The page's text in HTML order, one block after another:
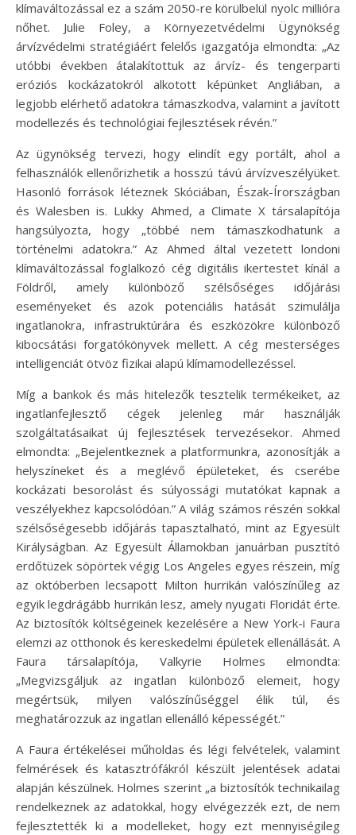
klímaváltozással ez a szám 2050-re körülbelül nyolc millióra
nőhet. Julie Foley, a Környezetvédelmi Ügynökség
árvízvédelmi stratégiáért felelős igazgatója elmondta: „Az
utóbbi években átalakítottuk az árvíz- és tengerparti
eróziós kockázatokról alkotott képünket Angliában, a
legjobb elérhető adatokra támaszkodva, valamint a javított
modellezés és technológiai fejlesztések révén.”
Az ügynökség tervezi, hogy elindít egy portált, ahol a
felhasználók ellenőrizhetik a hosszú távú árvízveszélyüket.
Hasonló források léteznek Skóciában, Észak-Írországban
és Walesben is. Lukky Ahmed, a Climate X társalapítója
hangsúlyozta, hogy „többé nem támaszkodhatunk a
történelmi adatokra.” Az Ahmed által vezetett londoni
klímaváltozással foglalkozó cég digitális ikertestet kínál a
Földről, amely különböző szélsőséges időjárási
eseményeket és azok potenciális hatását szimulálja
ingatlanokra, infrastruktúrára és eszközökre különböző
kibocsátási forgatókönyvek mellett. A cég mesterséges
intelligenciát ötvöz fizikai alapú klímamodellezéssel.
Míg a bankok és más hitelezők tesztelik termékeiket, az
ingatlanfejlesztő cégek jelenleg már használják
szolgáltatásaikat új fejlesztések tervezésekor. Ahmed
elmondta: „Bejelentkeznek a platformunkra, azonosítják a
helyszíneket és a meglévő épületeket, és cserébe
kockázati besorolást és súlyossági mutatókat kapnak a
veszélyekhez kapcsolódóan.” A világ számos részén sokkal
szélsőségesebb időjárás tapasztalható, mint az Egyesült
Királyságban. Az Egyesült Államokban januárban pusztító
erdőtüzek söpörtek végig Los Angeles egyes részein, míg
az októberben lecsapott Milton hurrikán valószínűleg az
egyik legdrágább hurrikán lesz, amely nyugati Floridát érte.
Az biztosítók költségeinek kezelésére a New York-i Faura
elemzi az otthonok és kereskedelmi épületek ellenállását. A
Faura társalapítója, Valkyrie Holmes elmondta:
„Megvizsgáljuk az ingatlan különböző elemeit, hogy
megértsük, milyen valószínűséggel élik túl, és
meghatározzuk az ingatlan ellenálló képességét.”
A Faura értékelései műholdas és légi felvételek, valamint
felmérések és katasztrófákról készült jelentések adatai
alapján készülnek. Holmes szerint „a biztosítók technikailag
rendelkeznek az adatokkal, hogy elvégezzék ezt, de nem
fejlesztették ki a modelleket, hogy ezt mennyiségileg